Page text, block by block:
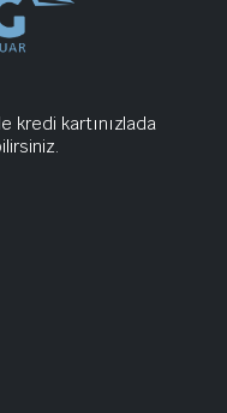
kredi kartınızlada